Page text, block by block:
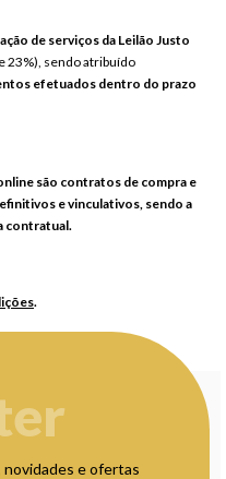
de serviços da Leilão Justo
23%), sendo atribuído
efetuados dentro do prazo
são contratos de compra e
e vinculativos, sendo a
contratual.
.
novidades e ofertas